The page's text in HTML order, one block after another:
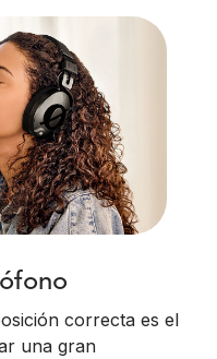
correcta es el
una gran